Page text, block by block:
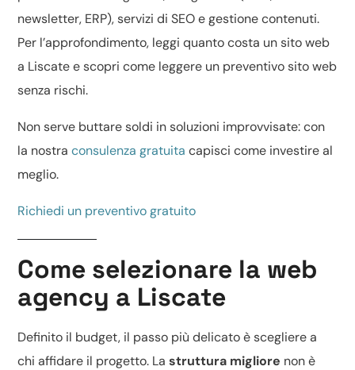
newsletter, ERP), servizi diSEOe gestione contenuti.
Per l’approfondimento, leggiquanto costa un sito web
a Liscatee scopri come leggere un preventivo sito web
senza rischi.
Non serve buttare soldi in soluzioni improvvisate: con
la nostraconsulenza gratuita capisci come investire al
meglio.
Richiedi un preventivo gratuito
Come selezionare la web
agency a Liscate
Definito il budget, il passo più delicato è scegliere a
chi affidare il progetto. Lastruttura migliore non è